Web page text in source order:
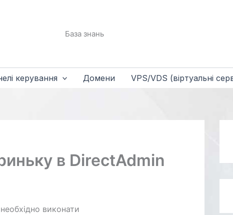
База знань
керування Домени VPS/VDS (віртуальні
в DirectAdmin
виконати